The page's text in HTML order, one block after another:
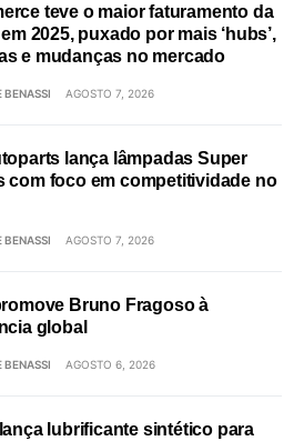
teve o maior faturamento da
2025, puxado por mais ‘hubs’,
e mudanças no mercado
BENASSI AGOSTO 7, 2026
lança lâmpadas Super
com foco em competitividade no
BENASSI AGOSTO 7, 2026
Bruno Fragoso à
global
BENASSI AGOSTO 6, 2026
lubrificante sintético para